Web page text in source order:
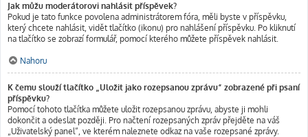
Jak můžu moderátorovi nahlásit příspěvek?
Pokud je tato funkce povolena administrátorem fóra, měli byste v příspěvku,
který chcete nahlásit, vidět tlačítko (ikonu) pro nahlášení příspěvku. Po kliknutí
na tlačítko se zobrazí formulář, pomocí kterého můžete příspěvek nahlásit.
Nahoru
K čemu slouží tlačítko „Uložit jako rozepsanou zprávu“ zobrazené při psaní
příspěvku?
Pomocí tohoto tlačítka můžete uložit rozepsanou zprávu, abyste ji mohli
dokončit a odeslat později. Pro načtení rozepsaných zpráv přejděte na váš
„Uživatelský panel“, ve kterém naleznete odkaz na vaše rozepsané zprávy.